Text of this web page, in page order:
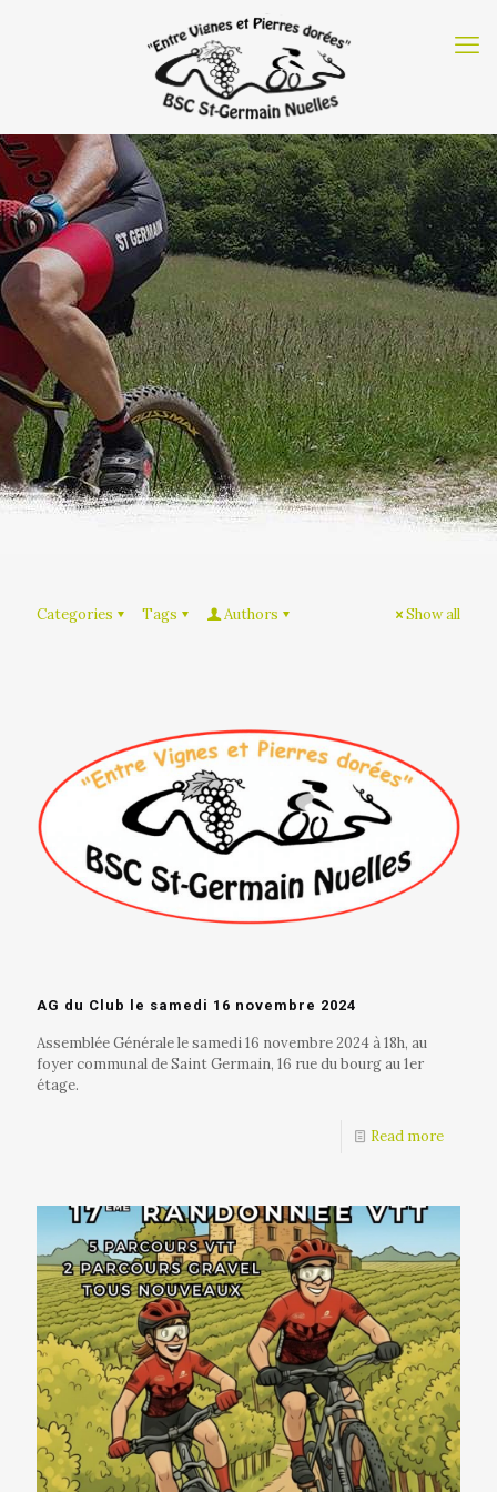
Categories Tags Authors Show all
AG du Club le samedi 16 novembre 2024
Assemblée Générale le samedi 16 novembre 2024 à 18h, au
foyer communal de Saint Germain, 16 rue du bourg au 1er
étage.
Read more